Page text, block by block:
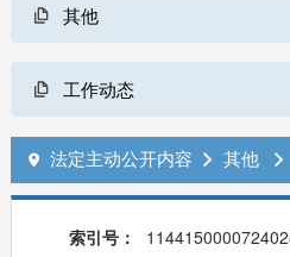
其他
工作动态
 法定主动公开内容  其他 
索引号：